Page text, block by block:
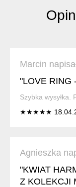
Marcin
"LOVE RING
Szybka wysyłka.
★★★★★
Agnieszka
"KWIAT
Z KOLEKCJI